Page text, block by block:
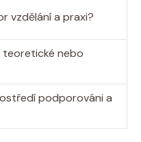
vzdělání a praxi?
teoretické nebo
podporováni a